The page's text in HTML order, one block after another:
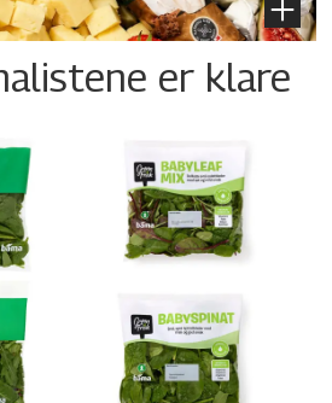
er klare